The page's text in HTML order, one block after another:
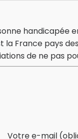
handicapée
France pays
de ne pas
Votre e-mail